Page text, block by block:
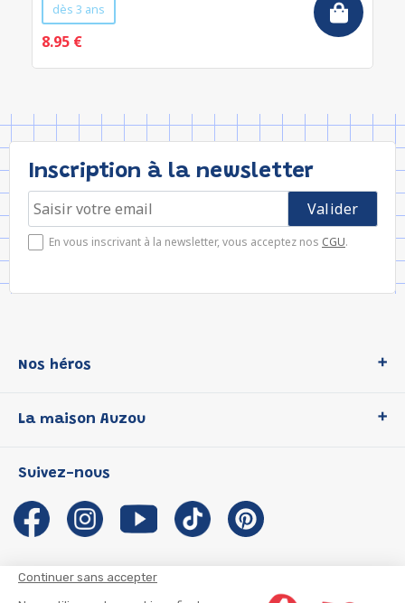
Continuer sans accepter
dès 3 ans
8.95 €
Inscription à la newsletter
En vous inscrivant à la newsletter, vous acceptez nos CGU.
Nos héros
P'tit Loup
Les Influenceuses
Migali
Petite Taupe
La maison Auzou
Notre histoire
Auzou s'engage
Auteurs et illustrateurs Auzou
Suivez-nous